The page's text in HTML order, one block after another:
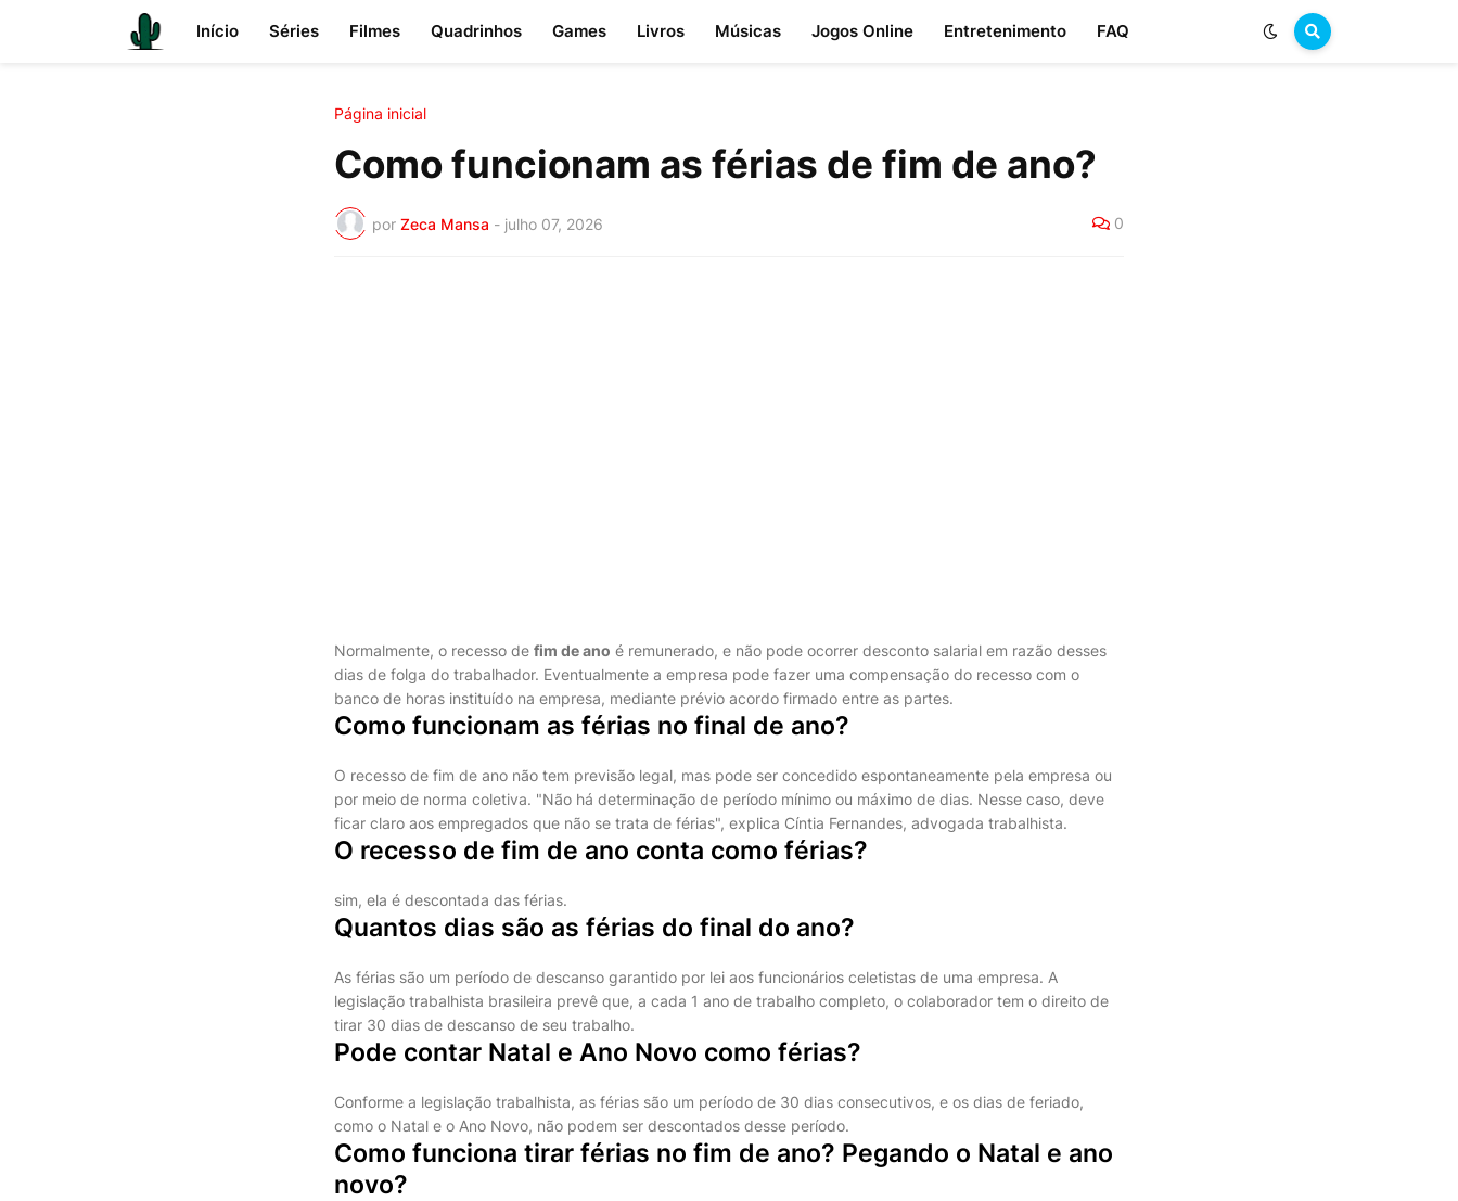
Início Séries Filmes Quadrinhos Games Livros Músicas Jogos Online Entretenimento FAQ
Página inicial
Como funcionam as férias de fim de ano?
por Zeca Mansa - julho 07, 2026 0
Normalmente, o recesso de fim de ano é remunerado, e não pode ocorrer desconto salarial em razão desses
dias de folga do trabalhador. Eventualmente a empresa pode fazer uma compensação do recesso com o
banco de horas instituído na empresa, mediante prévio acordo firmado entre as partes.
Como funcionam as férias no final de ano?
O recesso de fim de ano não tem previsão legal, mas pode ser concedido espontaneamente pela empresa ou
por meio de norma coletiva. "Não há determinação de período mínimo ou máximo de dias. Nesse caso, deve
ficar claro aos empregados que não se trata de férias", explica Cíntia Fernandes, advogada trabalhista.
O recesso de fim de ano conta como férias?
sim, ela é descontada das férias.
Quantos dias são as férias do final do ano?
As férias são um período de descanso garantido por lei aos funcionários celetistas de uma empresa. A
legislação trabalhista brasileira prevê que, a cada 1 ano de trabalho completo, o colaborador tem o direito de
tirar 30 dias de descanso de seu trabalho.
Pode contar Natal e Ano Novo como férias?
Conforme a legislação trabalhista, as férias são um período de 30 dias consecutivos, e os dias de feriado,
como o Natal e o Ano Novo, não podem ser descontados desse período.
Como funciona tirar férias no fim de ano? Pegando o Natal e ano
novo?